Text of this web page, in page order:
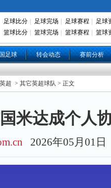
足球比分 足球完场 足球赛程
足球
篮球比分
篮球完场 篮球赛程 篮球
足球 转会动态 赛前分析
英超 > 其它英超球队 > 正文
米达成个人
2026年05月01